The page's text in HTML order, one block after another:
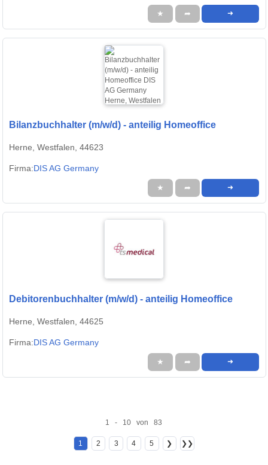
★ ➦ ➜
Bilanzbuchhalter (m/w/d) - anteilig Homeoffice
Herne, Westfalen, 44623
Firma:DIS AG Germany
★ ➦ ➜
Debitorenbuchhalter (m/w/d) - anteilig Homeoffice
Herne, Westfalen, 44625
Firma:DIS AG Germany
★ ➦ ➜
1 - 10 von 83
1 2 3 4 5 ❯ ❯❯